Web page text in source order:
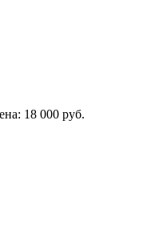
18 000 руб.